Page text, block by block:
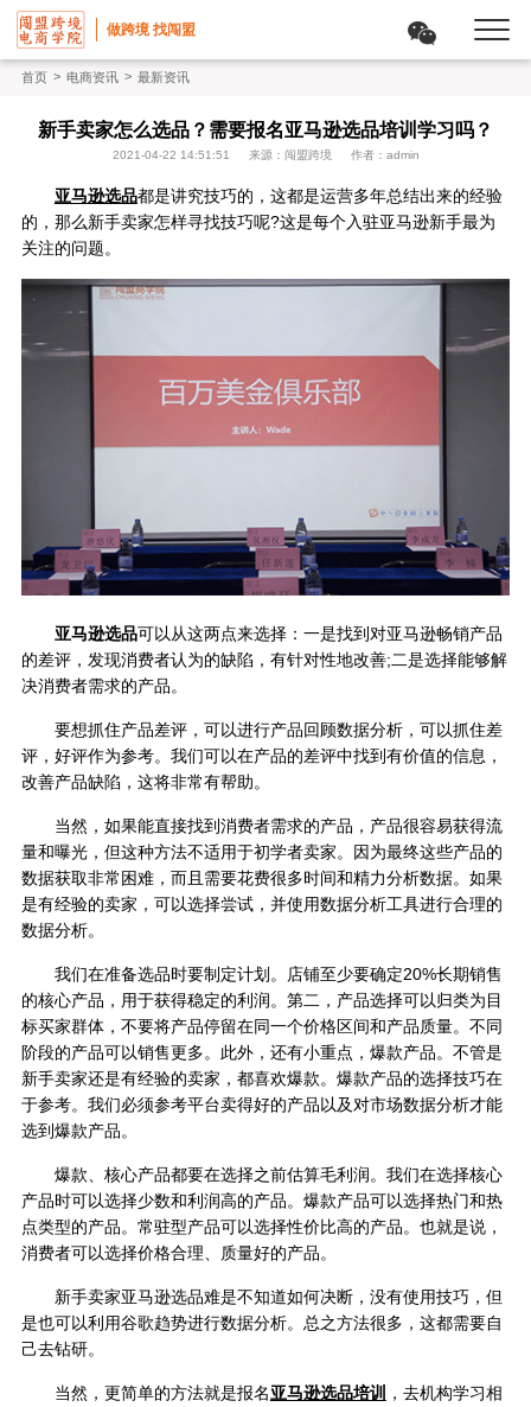
做跨境 找闯盟
首页 > 电商资讯 > 最新资讯
新手卖家怎么选品？需要报名亚马逊选品培训学习吗？
2021-04-22 14:51:51 来源：闯盟跨境 作者：admin
亚马逊选品都是讲究技巧的，这都是运营多年总结出来的经验
的，那么新手卖家怎样寻找技巧呢?这是每个入驻亚马逊新手最为
关注的问题。
亚马逊选品可以从这两点来选择：一是找到对亚马逊畅销产品
的差评，发现消费者认为的缺陷，有针对性地改善;二是选择能够解
决消费者需求的产品。
要想抓住产品差评，可以进行产品回顾数据分析，可以抓住差
评，好评作为参考。我们可以在产品的差评中找到有价值的信息，
改善产品缺陷，这将非常有帮助。
当然，如果能直接找到消费者需求的产品，产品很容易获得流
量和曝光，但这种方法不适用于初学者卖家。因为最终这些产品的
数据获取非常困难，而且需要花费很多时间和精力分析数据。如果
是有经验的卖家，可以选择尝试，并使用数据分析工具进行合理的
数据分析。
我们在准备选品时要制定计划。店铺至少要确定20%长期销售
的核心产品，用于获得稳定的利润。第二，产品选择可以归类为目
标买家群体，不要将产品停留在同一个价格区间和产品质量。不同
阶段的产品可以销售更多。此外，还有小重点，爆款产品。不管是
新手卖家还是有经验的卖家，都喜欢爆款。爆款产品的选择技巧在
于参考。我们必须参考平台卖得好的产品以及对市场数据分析才能
选到爆款产品。
爆款、核心产品都要在选择之前估算毛利润。我们在选择核心
产品时可以选择少数和利润高的产品。爆款产品可以选择热门和热
点类型的产品。常驻型产品可以选择性价比高的产品。也就是说，
消费者可以选择价格合理、质量好的产品。
新手卖家亚马逊选品难是不知道如何决断，没有使用技巧，但
是也可以利用谷歌趋势进行数据分析。总之方法很多，这都需要自
己去钻研。
当然，更简单的方法就是报名亚马逊选品培训
，去机构学习相